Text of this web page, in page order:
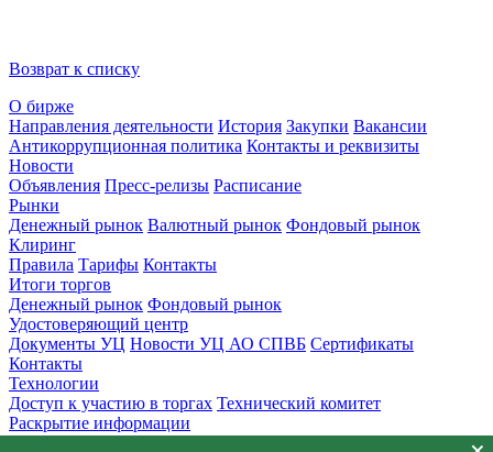
Возврат к списку
О бирже
Направления деятельности История Закупки Вакансии
Антикоррупционная политика Контакты и реквизиты
Новости
Объявления Пресс-релизы Расписание
Рынки
Денежный рынок Валютный рынок Фондовый рынок
Клиринг
Правила Тарифы Контакты
Итоги торгов
Денежный рынок Фондовый рынок
Удостоверяющий центр
Документы УЦ Новости УЦ АО СПВБ Сертификаты
Контакты
Технологии
Доступ к участию в торгах Технический комитет
Раскрытие информации